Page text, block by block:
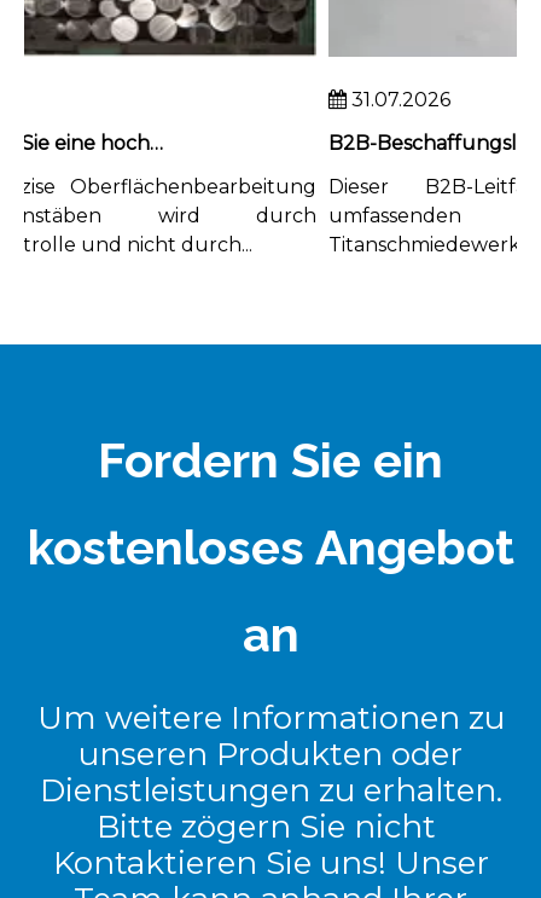
So erreichen Sie eine hochpräzise Oberflächenbearbeitung von Titanstäben
Oberflächenbearbeitung
wird durch
und nicht durch...
31.07.2026
Dieser B2B-
umfassenden
Titanschmiedewerke
Fordern Sie ein
kostenloses Angebot
an
Um weitere Informationen zu
unseren Produkten oder
Dienstleistungen zu erhalten.
Bitte zögern Sie nicht
Kontaktieren Sie uns! Unser